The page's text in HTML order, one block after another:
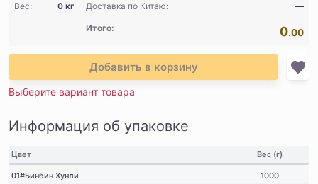
Вес: 0 кг Доставка по Китаю: —
Итого: 0.00
Добавить в корзину
Выберите вариант товара
Информация об упаковке
Цвет Вес (г)
01#Бинбин Хунли
1000